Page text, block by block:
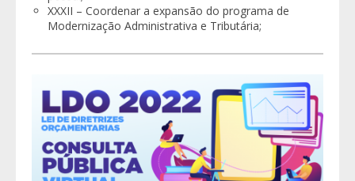
XXXII – Coordenar a expansão do programa de
Modernização Administrativa e Tributária;